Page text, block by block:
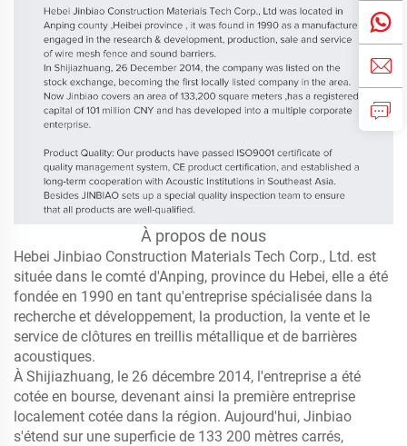
À propos de nous
Hebei Jinbiao Construction Materials Tech Corp., Ltd. est
située dans le comté d'Anping, province du Hebei, elle a été
fondée en 1990 en tant qu'entreprise spécialisée dans la
recherche et développement, la production, la vente et le
service de clôtures en treillis métallique et de barrières
acoustiques.
À Shijiazhuang, le 26 décembre 2014, l'entreprise a été
cotée en bourse, devenant ainsi la première entreprise
localement cotée dans la région. Aujourd'hui, Jinbiao
s'étend sur une superficie de 133 200 mètres carrés,